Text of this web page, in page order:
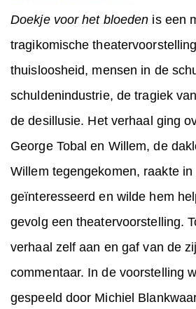
Doekje voor het bloeden is een
tragikomische
thuisloosheid, mensen in de
schuldenindustrie, de tragiek
de desillusie. Het verhaal ging
George Tobal en Willem, de
Willem tegengekomen, raakte in
geïnteresseerd en wilde hem
gevolg een theatervoorstelling.
verhaal zelf aan en gaf van de
commentaar. In de voorstelling
gespeeld door Michiel